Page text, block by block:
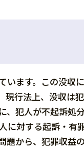
います。この没収
現行法上、没収は
、犯人が不起訴処
に対する起訴・有
題から、犯罪収益